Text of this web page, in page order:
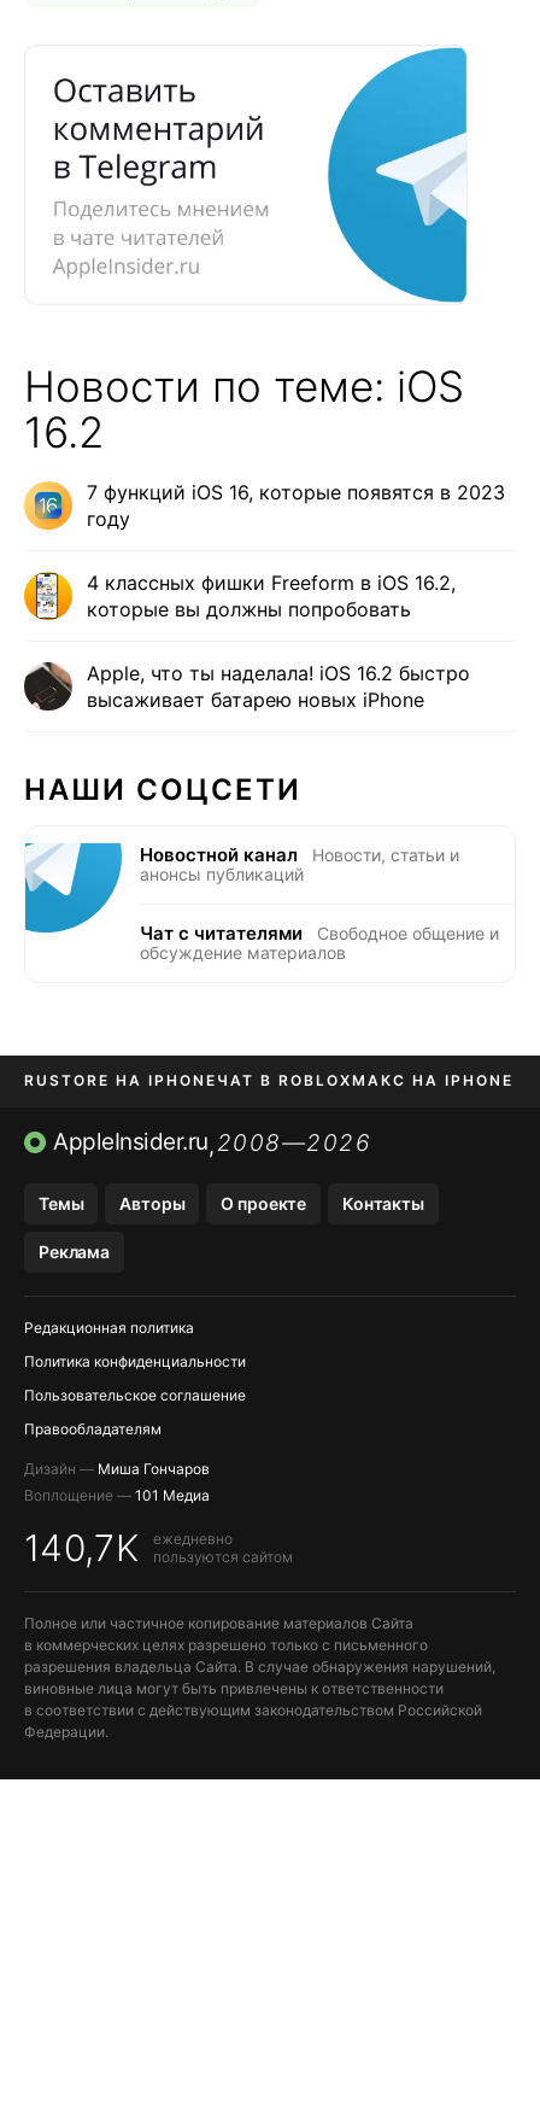
Новости по теме: iOS
16.2
7 функций iOS 16, которые появятся в 2023
году
4 классных фишки Freeform в iOS 16.2,
которые вы должны попробовать
Apple, что ты наделала! iOS 16.2 быстро
высаживает батарею новых iPhone
НАШИ СОЦСЕТИ
Новостной канал
Новости, статьи и
анонсы публикаций
Чат с читателями
Свободное общение и
обсуждение материалов
RUSTORE НА IPHONE ЧАТ В ROBLOXМАКС НА IPHONE
AVITO НА IPHONEВТБ ОНЛАЙН TIKTOK НА IPHONE
AppleInsider.ru,2008—2026
Темы Авторы О проекте Контакты
Реклама
Редакционная политика
Политика конфиденциальности
Пользовательское соглашение
Правообладателям
Дизайн — Миша Гончаров
Воплощение — 101 Медиа
140,7K
ежедневно
пользуются сайтом
Полное или частичное копирование материалов Сайта
в коммерческих целях разрешено только с письменного
разрешения владельца Сайта. В случае обнаружения нарушений,
виновные лица могут быть привлечены к ответственности
в соответствии с действующим законодательством Российской
Федерации.